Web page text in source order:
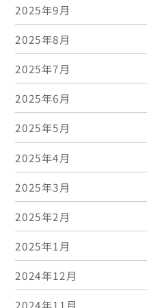
2025年9月
2025年8月
2025年7月
2025年6月
2025年5月
2025年4月
2025年3月
2025年2月
2025年1月
2024年12月
2024年11月